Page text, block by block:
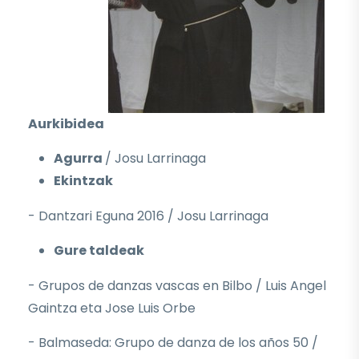
Aurkibidea
Agurra / Josu Larrinaga
Ekintzak
- Dantzari Eguna 2016 / Josu Larrinaga
Gure taldeak
- Grupos de danzas vascas en Bilbo / Luis Angel
Gaintza eta Jose Luis Orbe
- Balmaseda: Grupo de danza de los años 50 /